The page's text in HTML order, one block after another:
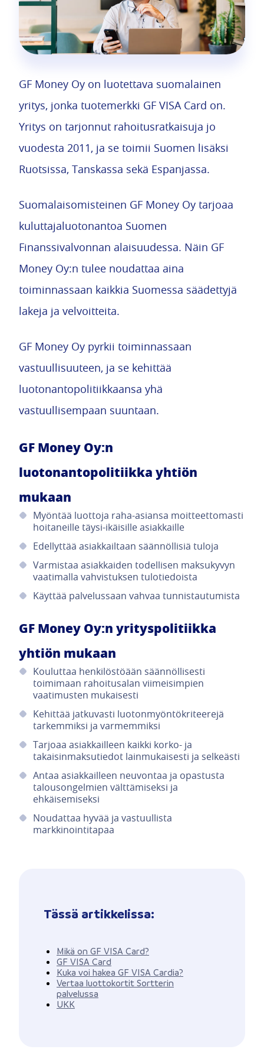
GF Money Oy on luotettava suomalainen
yritys, jonka tuotemerkki GF VISA Card on.
Yritys on tarjonnut rahoitusratkaisuja jo
vuodesta 2011, ja se toimii Suomen lisäksi
Ruotsissa, Tanskassa sekä Espanjassa.
Suomalaisomisteinen GF Money Oy tarjoaa
kuluttajaluotonantoa Suomen
Finanssivalvonnan alaisuudessa. Näin GF
Money Oy:n tulee noudattaa aina
toiminnassaan kaikkia Suomessa säädettyjä
lakeja ja velvoitteita.
GF Money Oy pyrkii toiminnassaan
vastuullisuuteen, ja se kehittää
luotonantopolitiikkaansa yhä
vastuullisempaan suuntaan.
GF Money Oy:n
luotonantopolitiikka yhtiön
mukaan
Myöntää luottoja raha-asiansa moitteettomasti
hoitaneille täysi-ikäisille asiakkaille
Edellyttää asiakkailtaan säännöllisiä tuloja
Varmistaa asiakkaiden todellisen maksukyvyn
vaatimalla vahvistuksen tulotiedoista
Käyttää palvelussaan vahvaa tunnistautumista
GF Money Oy:n yrityspolitiikka
yhtiön mukaan
Kouluttaa henkilöstöään säännöllisesti
toimimaan rahoitusalan viimeisimpien
vaatimusten mukaisesti
Kehittää jatkuvasti luotonmyöntökriteerejä
tarkemmiksi ja varmemmiksi
Tarjoaa asiakkailleen kaikki korko- ja
takaisinmaksutiedot lainmukaisesti ja selkeästi
Antaa asiakkailleen neuvontaa ja opastusta
talousongelmien välttämiseksi ja
ehkäisemiseksi
Noudattaa hyvää ja vastuullista
markkinointitapaa
Tässä artikkelissa:
Mikä on GF VISA Card?
GF VISA Card
Kuka voi hakea GF VISA Cardia?
Vertaa luottokortit Sortterin
palvelussa
UKK